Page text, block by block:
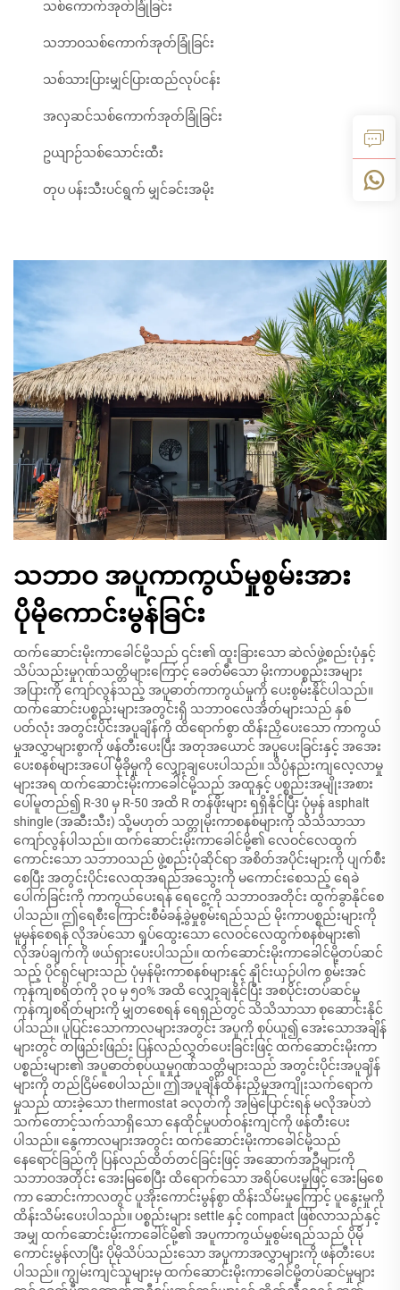
သစ်ကောက်အုတ်ခြုံခြင်း
သဘာဝသစ်ကောက်အုတ်ခြုံခြင်း
သစ်သားပြားမျှင်ပြားထည်လုပ်ငန်း
အလှဆင်သစ်ကောက်အုတ်ခြုံခြင်း
ဥယျာဉ်သစ်သောင်းထီး
တုပ ပန်းသီးပင်ရွက် မျှင်ခင်းအမိုး
သဘာဝ အပူကာကွယ်မှုစွမ်းအား
ပိုမိုကောင်းမွန်ခြင်း
ထက်ဆောင်းမိုးကာခေါင်မို့သည် ၎င်း၏ ထူးခြားသော ဆဲလ်ဖွဲ့စည်းပုံနှင့်
သိပ်သည်းမှုဂုဏ်သတ္တိများကြောင့် ခေတ်မီသော မိုးကာပစ္စည်းအများ
အပြားကို ကျော်လွန်သည့် အပူဓာတ်ကာကွယ်မှုကို ပေးစွမ်းနိုင်ပါသည်။
ထက်ဆောင်းပစ္စည်းများအတွင်းရှိ သဘာဝလေအိတ်များသည် နှစ်
ပတ်လုံး အတွင်းပိုင်းအပူချိန်ကို ထိရောက်စွာ ထိန်းညှိပေးသော ကာကွယ်
မှုအလွှာများစွာကို ဖန်တီးပေးပြီး အတုအယောင် အပူပေးခြင်းနှင့် အအေး
ပေးစနစ်များအပေါ် မှီခိုမှုကို လျှော့ချပေးပါသည်။ သိပ္ပံနည်းကျလေ့လာမှု
များအရ ထက်ဆောင်းမိုးကာခေါင်မို့သည် အထူနှင့် ပစ္စည်းအမျိုးအစား
ပေါ်မူတည်၍ R-30 မှ R-50 အထိ R တန်ဖိုးများ ရရှိနိုင်ပြီး ပုံမှန် asphalt
shingle (အဆီးသီး) သို့မဟုတ် သတ္တုမိုးကာစနစ်များကို သိသိသာသာ
ကျော်လွန်ပါသည်။ ထက်ဆောင်းမိုးကာခေါင်မို့၏ လေဝင်လေထွက်
ကောင်းသော သဘာဝသည် ဖွဲ့စည်းပုံဆိုင်ရာ အစိတ်အပိုင်းများကို ပျက်စီး
စေပြီး အတွင်းပိုင်းလေထုအရည်အသွေးကို မကောင်းစေသည့် ရေခဲ
ပေါက်ခြင်းကို ကာကွယ်ပေးရန် ရေငွေ့ကို သဘာဝအတိုင်း ထွက်ခွာနိုင်စေ
ပါသည်။ ဤရေစီးကြောင်းစီမံခန့်ခွဲမှုစွမ်းရည်သည် မိုးကာပစ္စည်းများကို
မူမှန်စေရန် လိုအပ်သော ရှုပ်ထွေးသော လေဝင်လေထွက်စနစ်များ၏
လိုအပ်ချက်ကို ဖယ်ရှားပေးပါသည်။ ထက်ဆောင်းမိုးကာခေါင်မို့တပ်ဆင်
သည့် ပိုင်ရှင်များသည် ပုံမှန်မိုးကာစနစ်များနှင့် နှိုင်းယှဉ်ပါက စွမ်းအင်
ကုန်ကျစရိတ်ကို ၃၀ မှ ၅၀% အထိ လျှော့ချနိုင်ပြီး အစပိုင်းတပ်ဆင်မှု
ကုန်ကျစရိတ်များကို မျှတစေရန် ရေရှည်တွင် သိသိသာသာ စုဆောင်းနိုင်
ပါသည်။ ပူပြင်းသောကာလများအတွင်း အပူကို စုပ်ယူ၍ အေးသောအချိန်
များတွင် တဖြည်းဖြည်း ပြန်လည်လွှတ်ပေးခြင်းဖြင့် ထက်ဆောင်းမိုးကာ
ပစ္စည်းများ၏ အပူဓာတ်စုပ်ယူမှုဂုဏ်သတ္တိများသည် အတွင်းပိုင်းအပူချိန်
များကို တည်ငြိမ်စေပါသည်။ ဤအပူချိန်ထိန်းညှိမှုအကျိုးသက်ရောက်
မှုသည် ထားခဲ့သော thermostat ခလုတ်ကို အမြဲပြောင်းရန် မလိုအပ်ဘဲ
သက်တောင့်သက်သာရှိသော နေထိုင်မှုပတ်ဝန်းကျင်ကို ဖန်တီးပေး
ပါသည်။ နွေကာလများအတွင်း ထက်ဆောင်းမိုးကာခေါင်မို့သည်
နေရောင်ခြည်ကို ပြန်လည်ထိတ်တင်ခြင်းဖြင့် အဆောက်အဦများကို
သဘာဝအတိုင်း အေးမြစေပြီး ထိရောက်သော အရိပ်ပေးမှုဖြင့် အေးမြစေ
ကာ ဆောင်းကာလတွင် ပူအိုးကောင်းမွန်စွာ ထိန်းသိမ်းမှုကြောင့် ပူနွေးမှုကို
ထိန်းသိမ်းပေးပါသည်။ ပစ္စည်းများ settle နှင့် compact ဖြစ်လာသည်နှင့်
အမျှ ထက်ဆောင်းမိုးကာခေါင်မို့၏ အပူကာကွယ်မှုစွမ်းရည်သည် ပိုမို
ကောင်းမွန်လာပြီး ပိုမိုသိပ်သည်းသော အပူကာအလွှာများကို ဖန်တီးပေး
ပါသည်။ ကျွမ်းကျင်သူများမှ ထက်ဆောင်းမိုးကာခေါင်မို့တပ်ဆင်မှုများ